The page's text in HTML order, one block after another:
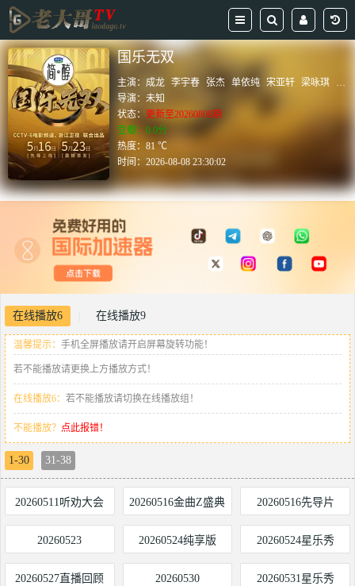
国乐无双
主演：成龙 李宇春 张杰 单依纯 宋亚轩 梁咏琪
王
导演：未知
状态： 更新至20260808期
豆瓣：0.0分
热度：81 ℃
时间：2026-08-08 23:30:02
在线播放6 在线播放9
温馨提示： 手机全屏播放请开启屏幕旋转功能！
若不能播放请更换上方播放方式！
在线播放6： 若不能播放请切换在线播放组！
不能播放？ 点此报错！
1-30 31-38
20260511听劝大会 20260516金曲Z盛典 20260516先导片
20260523 20260524纯享版 20260524星乐秀
20260527直播回顾 20260530 20260531星乐秀